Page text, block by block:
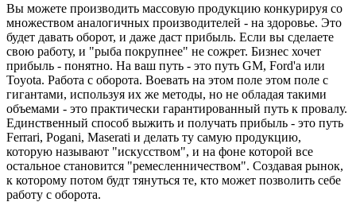
Вы можете производить массовую продукцию конкурируя со
множеством аналогичных производителей - на здоровье. Это
будет давать оборот, и даже даст прибыль. Если вы сделаете
свою работу, и "рыба покрупнее" не сожрет. Бизнес хочет
прибыль - понятно. На ваш путь - это путь GM, Ford'а или
Toyota. Работа с оборота. Воевать на этом поле этом поле с
гигантами, используя их же методы, но не обладая такими
объемами - это практически гарантированный путь к провалу.
Единственный способ выжить и получать прибыль - это путь
Ferrari, Pogani, Maserati и делать ту самую продукцию,
которую называют "искусством", и на фоне которой все
остальное становится "ремесленничеством". Создавая рынок,
к которому потом будт тянуться те, кто может позволить себе
работу с оборота.